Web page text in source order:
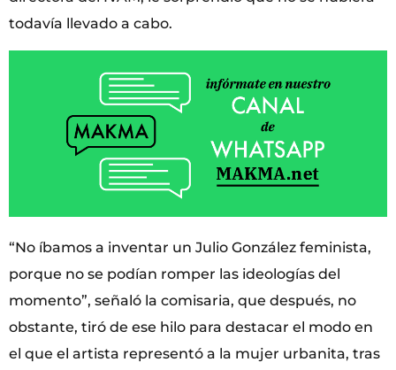
todavía llevado a cabo.
“No íbamos a inventar un Julio González feminista,
porque no se podían romper las ideologías del
momento”, señaló la comisaria, que después, no
obstante, tiró de ese hilo para destacar el modo en
el que el artista representó a la mujer urbanita, tras